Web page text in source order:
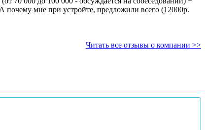
Читать все отзывы о компании >>